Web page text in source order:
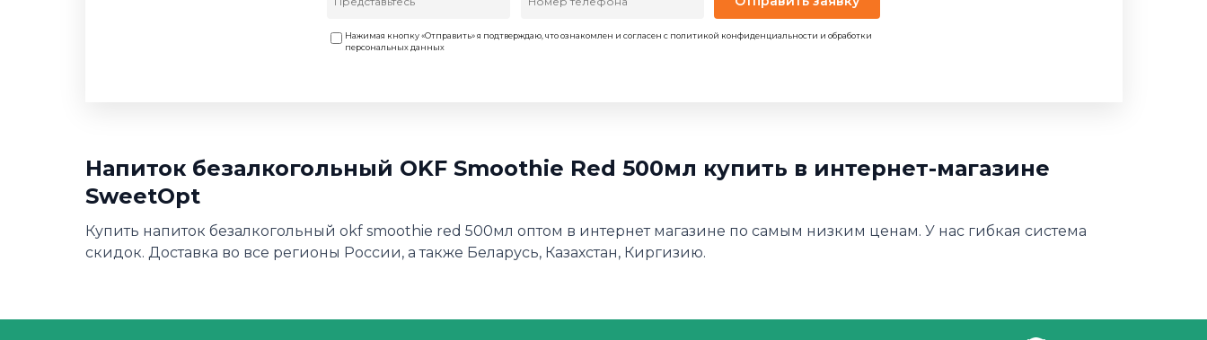
Нажимая кнопку «Отправить» я подтверждаю, что ознакомлен и согласен с политикой конфиденциальности и обработки
персональных данных
Напиток безалкогольный OKF Smoothie Red 500мл купить в интернет-магазине
SweetOpt
Купить напиток безалкогольный okf smoothie red 500мл оптом в интернет магазине по самым низким ценам. У нас гибкая система
скидок. Доставка во все регионы России, а также Беларусь, Казахстан, Киргизию.